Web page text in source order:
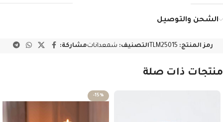
الشحن والتوصيل
رمز المنتج: TLM25015 التصنيف: شمعداناتمشاركة:
منتجات ذات صلة
-15%